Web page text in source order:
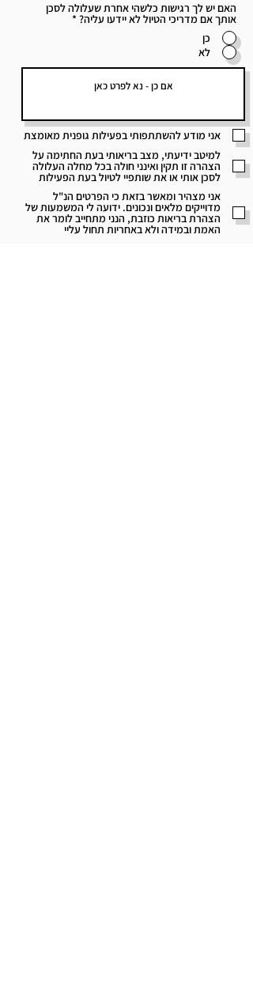
האם יש לך רגישות כלשהי אחרת שעלולה לסכן
אותך אם מדריכי הטיול לא יידעו עליה?*
כן
לא
אני מודע להשתתפותי בפעילות גופנית מאומצת
למיטב ידיעתי, מצב בריאותי בעת החתימה על
הצהרה זו תקין ואינני חולה בכל מחלה העלולה
לסכן אותי או את שותפיי לטיול בעת הפעילות
אני מצהיר ומאשר בזאת כי הפרטים הנ"ל
מדוייקים מלאים ונכונים. ידועה לי המשמעות של
הצהרת בריאות כוזבת, הנני מתחייב לומר את
האמת ובמידה ולא באחריות תחול עליי